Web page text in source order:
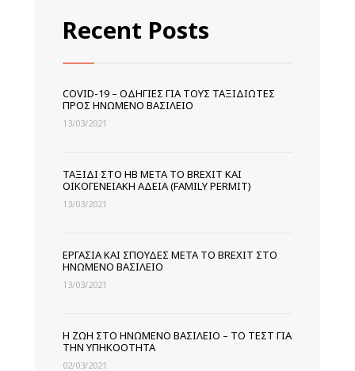
Recent Posts
COVID-19 – ΟΔΗΓΊΕΣ ΓΙΑ ΤΟΥΣ ΤΑΞΙΔΙΏΤΕΣ
ΠΡΟΣ ΗΝΩΜΈΝΟ ΒΑΣΊΛΕΙΟ
13/03/2021
ΤΑΞΊΔΙ ΣΤΟ ΗΒ ΜΕΤΆ ΤΟ BREXIT ΚΑΙ
ΟΙΚΟΓΕΝΕΙΑΚΉ ΆΔΕΙΑ (FAMILY PERMIT)
13/03/2021
ΕΡΓΑΣΊΑ ΚΑΙ ΣΠΟΥΔΈΣ ΜΕΤΆ ΤΟ BREXIT ΣΤΟ
ΗΝΩΜΈΝΟ ΒΑΣΊΛΕΙΟ
13/03/2021
Η ΖΩΉ ΣΤΟ ΗΝΩΜΈΝΟ ΒΑΣΊΛΕΙΟ – ΤΟ ΤΕΣΤ ΓΙΑ
ΤΗΝ ΥΠΗΚΟΌΤΗΤΑ
02/03/2021